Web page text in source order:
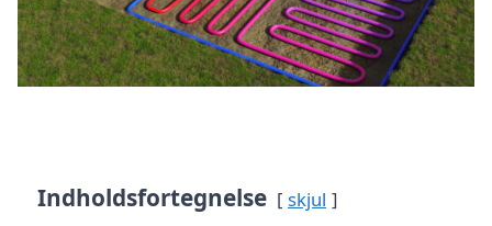
Indholdsfortegnelse skjul